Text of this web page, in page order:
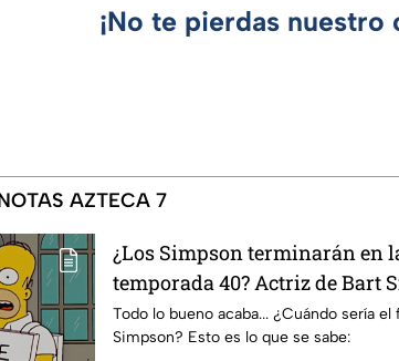
¡No te pierdas
AZTECA 7
¿Los Simpson terminarán en
temporada 40? Actriz de Bart
da IMPACTANTE declaración
Todo lo bueno acaba... ¿Cuándo sería el
Simpson? Esto es lo que se sabe: